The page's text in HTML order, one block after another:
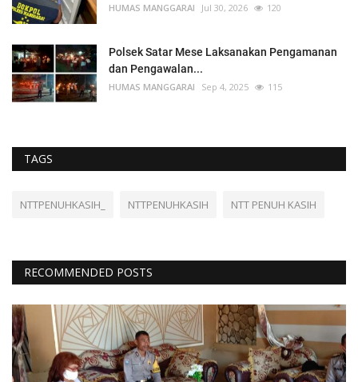
HUMAS MANGGARAI Jul 30, 2026 120
Polsek Satar Mese Laksanakan Pengamanan
dan Pengawalan...
HUMAS MANGGARAI Sep 4, 2025 115
TAGS
NTTPENUHKASIH_ NTTPENUHKASIH NTT PENUH KASIH
RECOMMENDED POSTS